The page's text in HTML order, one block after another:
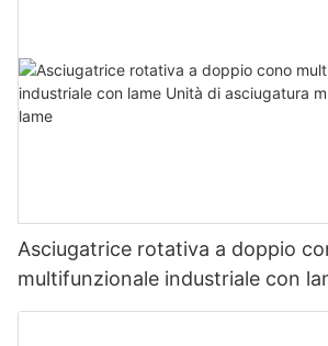
Asciugatrice rotativa a doppio
multifunzionale industriale con
asciugatura multifunzionale con